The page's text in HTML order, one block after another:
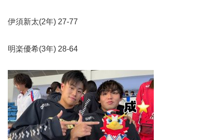
伊須新太(2年) 27-77
明楽優希(3年) 28-64